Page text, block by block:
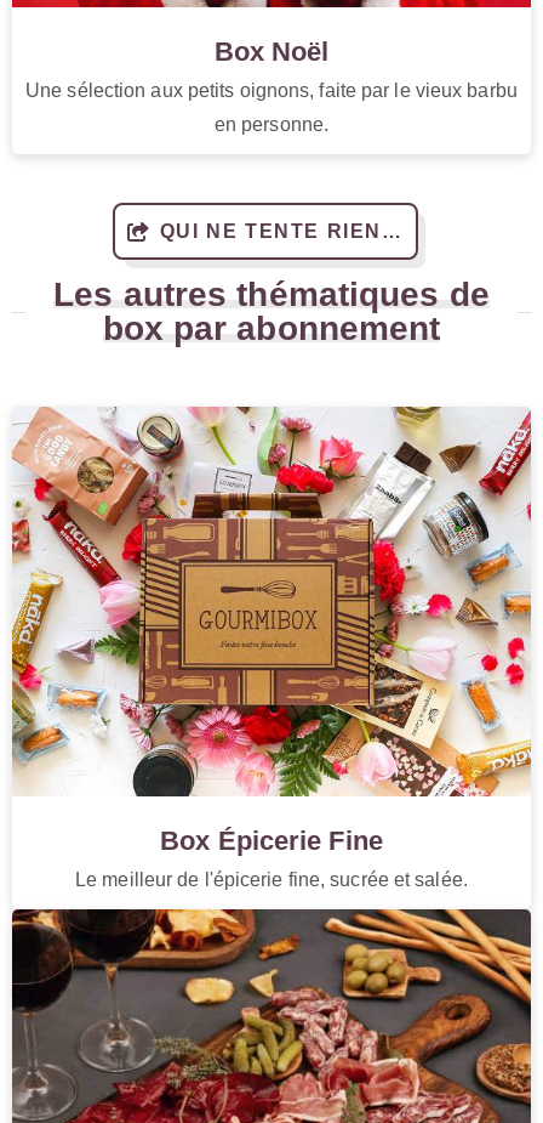
Box Noël
Une sélection aux petits oignons, faite par le vieux barbu
en personne.
QUI NE TENTE RIEN…
Les autres thématiques de
box par abonnement
Box Épicerie Fine
Le meilleur de l'épicerie fine, sucrée et salée.